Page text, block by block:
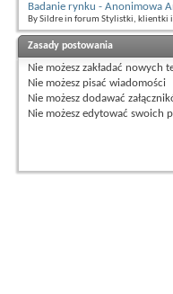
Badanie rynku - Anonimowa
By Sildre in forum Stylistki, klientki
Zasady postowania
Nie możesz zakładać nowych
Nie możesz pisać wiadomości
Nie możesz dodawać
Nie możesz edytować swoich